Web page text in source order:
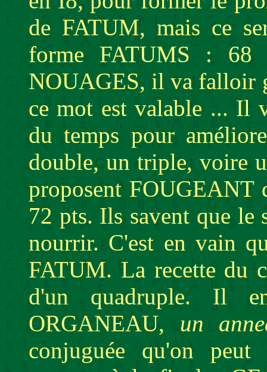
de FATUM, mais ce
forme FATUMS : 68
NOUAGES, il va falloir
ce mot est valable ... Il
du temps pour
double, un triple, voire
proposent
72 pts. Ils savent que le
nourrir. C'est en vain
FATUM. La recette du
d'un quadruple. Il
ORGANEAU, un
conjuguée qu'on peut